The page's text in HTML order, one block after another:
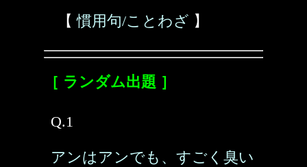
【慣用句/ことわざ 】
［ ランダム出題 ］
Q.1
アンはアンでも、すごく臭い